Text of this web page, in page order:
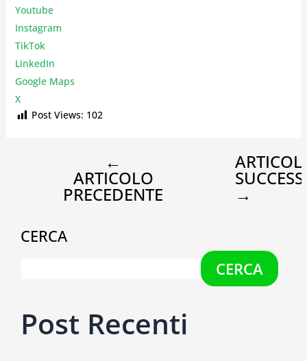
Youtube
Instagram
TikTok
LinkedIn
Google Maps
X
Post Views: 102
←
ARTICOLO
PRECEDENTE →
CERCA
CERCA
Post Recenti